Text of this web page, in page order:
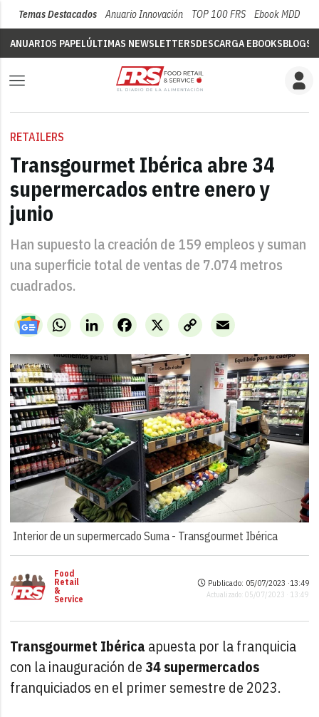
Temas Destacados Anuario Innovación TOP 100 FRS Ebook MDD
ANUARIOS PAPELÚLTIMAS NEWSLETTERSDESCARGA EBOOKSBLOGS
RETAILERS
Transgourmet Ibérica abre 34
supermercados entre enero y
junio
Han supuesto la creación de 159 empleos y suman
una superficie total de ventas de 7.074 metros
cuadrados.
WhatsAppLinkedIn X
Facebook
Copy
Link
Email
Interior de un supermercado Suma - Transgourmet Ibérica
Food
Retail
&
Service
Publicado: 05/07/2023 ·13:49
Actualizado: 05/07/2023 · 13:49
Transgourmet Ibérica apuesta por la franquicia
con la inauguración de34 supermercados
franquiciados en el primer semestre de 2023.